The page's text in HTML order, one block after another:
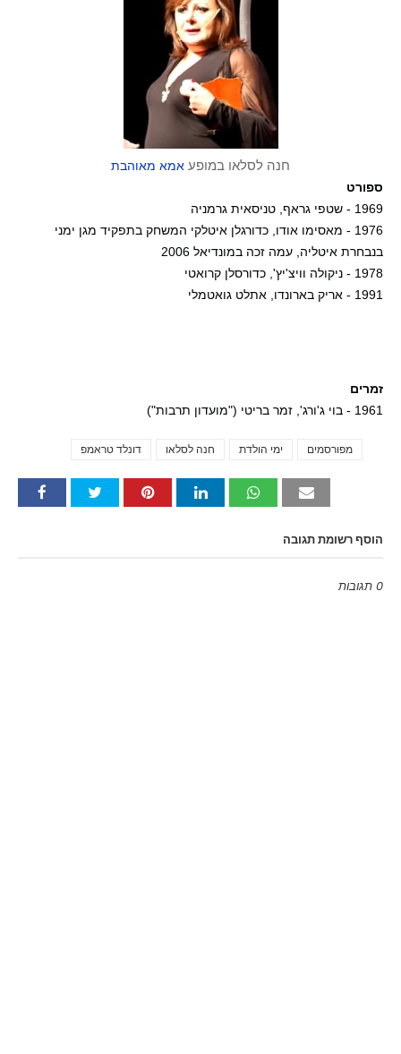
חנה לסלאו במופע אמא מאוהבת
ספורט
1969 - שטפי גראף, טניסאית גרמניה
1976 - מאסימו אודו, כדורגלן איטלקי המשחק בתפקיד מגן ימני
בנבחרת איטליה, עמה זכה במונדיאל 2006
1978 - ניקולה וויצ'יץ', כדורסלן קרואטי
1991 - אריק בארונדו, אתלט גואטמלי
זמרים
1961 - בוי ג'ורג', זמר בריטי ("מועדון תרבות")
דונלד טראמפ חנה לסלאו ימי הולדת מפורסמים
הוסף רשומת תגובה
0 תגובות